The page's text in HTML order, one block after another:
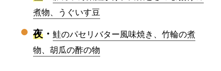
煮物、うぐいす豆
夜 ・ 鮭のパセリバター風味焼き、竹輪の煮
物、胡瓜の酢の物